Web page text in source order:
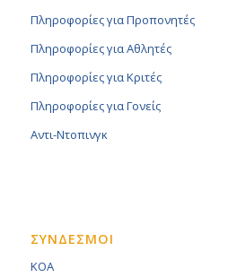
Πληροφορίες για Προπονητές
Πληροφορίες για Αθλητές
Πληροφορίες για Κριτές
Πληροφορίες για Γονείς
Αντι-Ντοπινγκ
ΣΥΝΔΕΣΜΟΙ
KOA